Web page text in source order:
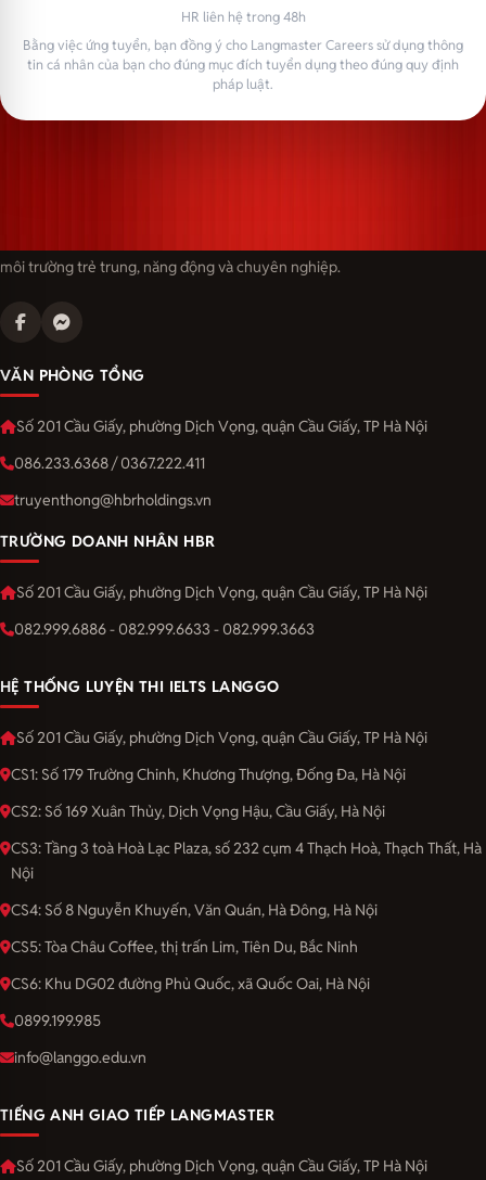
HR liên hệ trong 48h
Bằng việc ứng tuyển, bạn đồng ý cho Langmaster Careers sử dụng thông
tin cá nhân của bạn cho đúng mục đích tuyển dụng theo đúng quy định
pháp luật.
môi trường trẻ trung, năng động và chuyên nghiệp.
VĂN PHÒNG TỔNG
Số 201 Cầu Giấy, phường Dịch Vọng, quận Cầu Giấy, TP Hà Nội
086.233.6368 / 0367.222.411
truyenthong@hbrholdings.vn
TRƯỜNG DOANH NHÂN HBR
Số 201 Cầu Giấy, phường Dịch Vọng, quận Cầu Giấy, TP Hà Nội
082.999.6886 - 082.999.6633 - 082.999.3663
HỆ THỐNG LUYỆN THI IELTS LANGGO
Số 201 Cầu Giấy, phường Dịch Vọng, quận Cầu Giấy, TP Hà Nội
CS1: Số 179 Trường Chinh, Khương Thượng, Đống Đa, Hà Nội
CS2: Số 169 Xuân Thủy, Dịch Vọng Hậu, Cầu Giấy, Hà Nội
CS3: Tầng 3 toà Hoà Lạc Plaza, số 232 cụm 4 Thạch Hoà, Thạch Thất, Hà
Nội
CS4: Số 8 Nguyễn Khuyến, Văn Quán, Hà Đông, Hà Nội
CS5: Tòa Châu Coffee, thị trấn Lim, Tiên Du, Bắc Ninh
CS6: Khu DG02 đường Phủ Quốc, xã Quốc Oai, Hà Nội
0899.199.985
info@langgo.edu.vn
TIẾNG ANH GIAO TIẾP LANGMASTER
Số 201 Cầu Giấy, phường Dịch Vọng, quận Cầu Giấy, TP Hà Nội